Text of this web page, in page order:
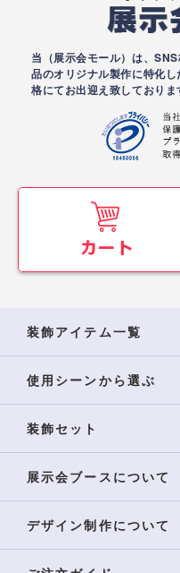
当（展示会モール）は、
品のオリジナル製作に特化
格にてお出迎え致しておりま
装飾アイテム一覧
使用シーンから選ぶ
装飾セット
展示会ブースについて
デザイン制作について